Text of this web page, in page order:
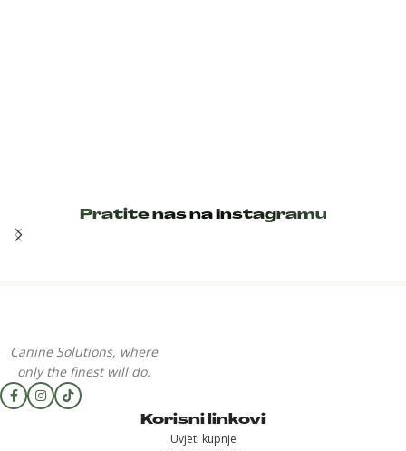
Pratite nas na Instagramu
Canine Solutions, where
only the finest will do.
Korisni linkovi
Uvjeti kupnje